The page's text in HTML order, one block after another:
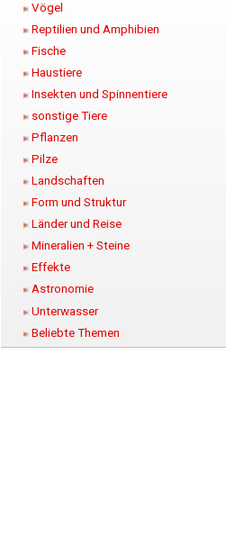
Vögel
Reptilien und Amphibien
Fische
Haustiere
Insekten und Spinnentiere
sonstige Tiere
Pflanzen
Pilze
Landschaften
Form und Struktur
Länder und Reise
Mineralien + Steine
Effekte
Astronomie
Unterwasser
Beliebte Themen